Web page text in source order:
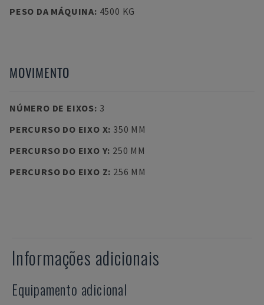
PESO DA MÁQUINA: 4500 KG
MOVIMENTO
NÚMERO DE EIXOS: 3
PERCURSO DO EIXO X: 350 MM
PERCURSO DO EIXO Y: 250 MM
PERCURSO DO EIXO Z: 256 MM
Informações adicionais
Equipamento adicional